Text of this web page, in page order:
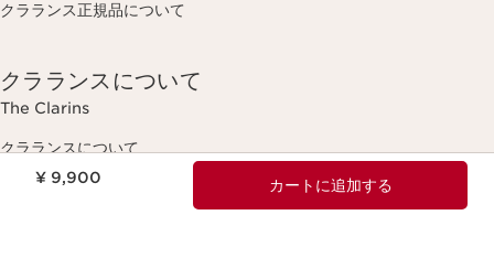
¥ 9,900 カートに追加する
クラランス正規品について
クラランスについて
The Clarins
クラランスについて
クラブ クラランス